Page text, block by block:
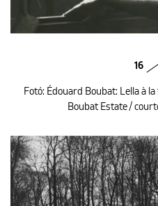
16
Fotó: Édouard Boubat: Lella à
Boubat Estate /